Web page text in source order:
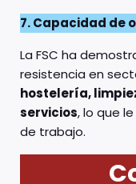
7. Capacidad de
La FSC ha
resistencia en
hostelería,
servicios, lo que
de trabajo.